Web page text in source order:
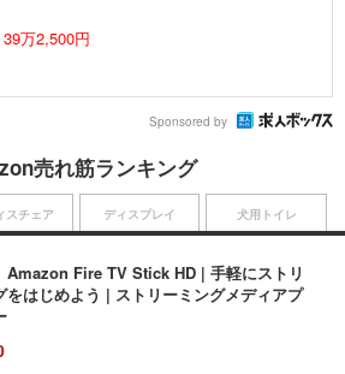
万2,500円
Sponsored by
売れ筋ランキング
Amazon Fire TV Stick HD | 手軽にストリ
をはじめよう | ストリーミングメディアプ
スチェア ディスプレイ 犬用トイレ